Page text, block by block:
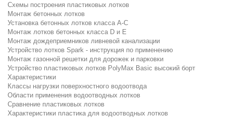
Схемы построения пластиковых лотков
Монтаж бетонных лотков
Установка бетонных лотков класса A-C
Монтаж лотков бетонных класса D и E
Монтаж дождеприемников ливневой канализации
Устройство лотков Spark - инструкция по применению
Монтаж газонной решетки для дорожек и парковки
Устройство пластиковых лотков PolyMax Basic высокий борт
Характеристики
Классы нагрузки поверхностного водоотвода
Области применения водоотводных лотков
Сравнение пластиковых лотков
Характеристики пластика для водоотводных лотков